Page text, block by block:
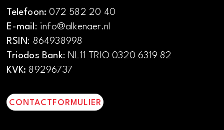
Telefoon:072 582 20 40
E-mail: info@alkenaer.nl
RSIN: 864938998
Triodos Bank: NL11 TRIO 0320 6319 82
KVK: 89296737
CONTACTFORMULIER